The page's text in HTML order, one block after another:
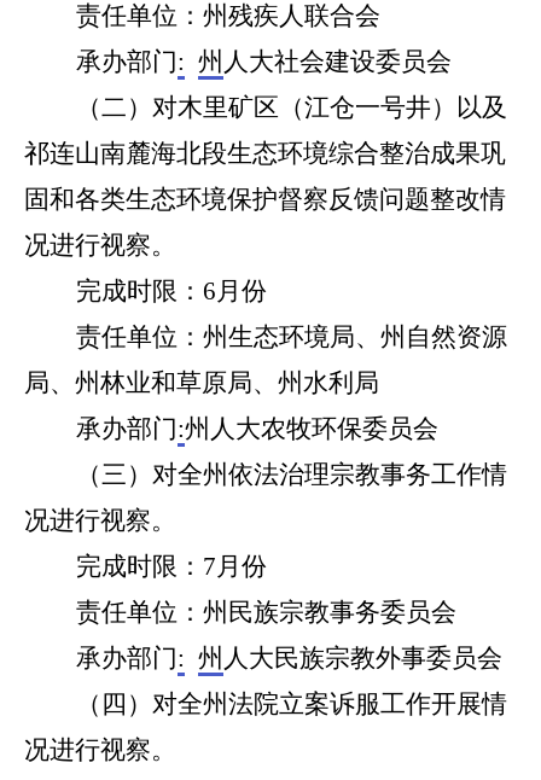
责任单位：州残疾人联合会
承办部门: 州 人大社会建设委员会
（二）对木里矿区（江仓一号井）以及
祁连山南麓海北段生态环境综合整治成果巩
固和各类生态环境保护督察反馈问题整改情
况进行视察。
完成时限： 6月份
责任单位：州生态环境局、州自然资源
局、州林业和草原局、州水利局
承办部门:州人大农牧环保委员会
（三）对全州依法治理宗教事务工作情
况进行视察。
完成时限： 7月份
责任单位：州 民族宗教事务委员会
承办部门: 州 人大民族宗教外事委员会
（ 四 ）对全州法院立案诉服工作开展情
况进行视察。